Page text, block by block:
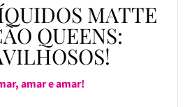
MATTE
QUEENS:
amar e amar!